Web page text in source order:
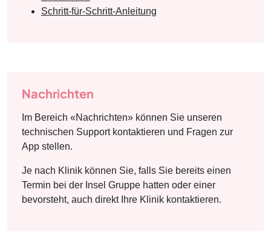
Schritt-für-Schritt-Anleitung
Nachrichten
Im Bereich «Nachrichten» können Sie unseren
technischen Support kontaktieren und Fragen zur
App stellen.
Je nach Klinik können Sie, falls Sie bereits einen
Termin bei der Insel Gruppe hatten oder einer
bevorsteht, auch direkt Ihre Klinik kontaktieren.